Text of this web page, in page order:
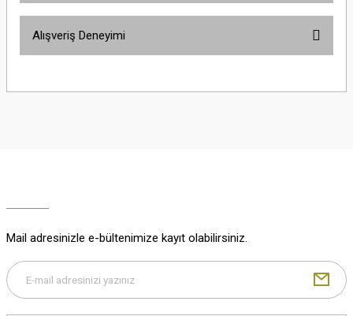
yetersiz gördüğünüz noktaları öneri formunu kullanarak tarafımıza
Gönder
Alışveriş Deneyimi
M... K... | 29/12/2025
Mail adresinizle e-bültenimize kayıt olabilirsiniz.